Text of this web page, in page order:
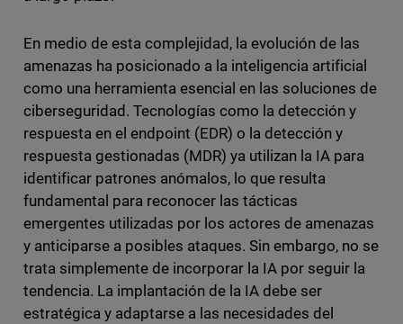
En medio de esta complejidad, la evolución de las
amenazas ha posicionado a la inteligencia artificial
como una herramienta esencial en las soluciones de
ciberseguridad. Tecnologías como la detección y
respuesta en el endpoint (EDR) o la detección y
respuesta gestionadas (MDR) ya utilizan la IA para
identificar patrones anómalos, lo que resulta
fundamental para reconocer las tácticas
emergentes utilizadas por los actores de amenazas
y anticiparse a posibles ataques. Sin embargo, no se
trata simplemente de incorporar la IA por seguir la
tendencia. La implantación de la IA debe ser
estratégica y adaptarse a las necesidades del